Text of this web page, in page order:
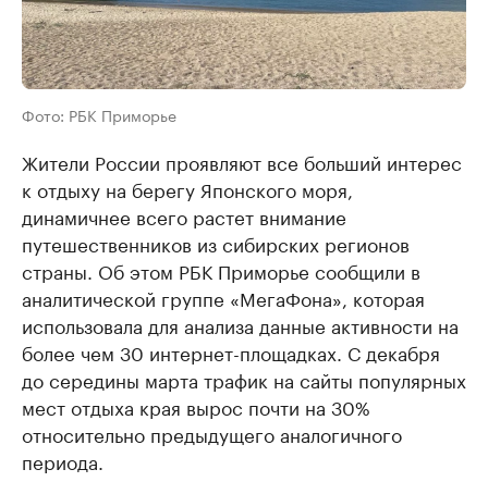
Фото: РБК Приморье
Жители России проявляют все больший интерес
к отдыху на берегу Японского моря,
динамичнее всего растет внимание
путешественников из сибирских регионов
страны. Об этом РБК Приморье сообщили в
аналитической группе «МегаФона», которая
использовала для анализа данные активности на
более чем 30 интернет-площадках. С декабря
до середины марта трафик на сайты популярных
мест отдыха края вырос почти на 30%
относительно предыдущего аналогичного
периода.